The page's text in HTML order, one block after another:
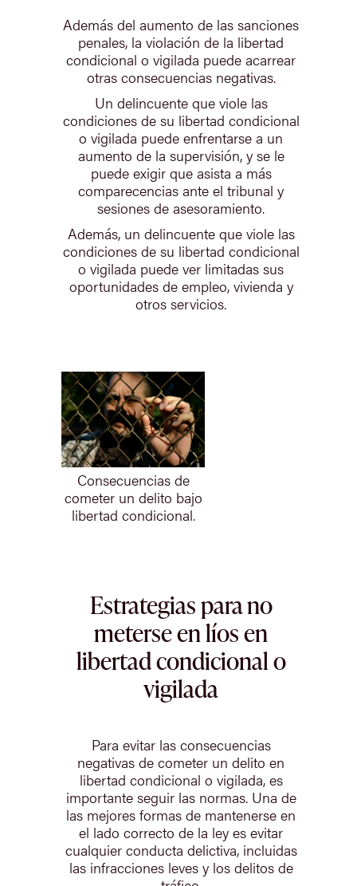
Además del aumento de las sanciones
penales, la violación de la libertad
condicional o vigilada puede acarrear
otras consecuencias negativas.
Un delincuente que viole las
condiciones de su libertad condicional
o vigilada puede enfrentarse a un
aumento de la supervisión, y se le
puede exigir que asista a más
comparecencias ante el tribunal y
sesiones de asesoramiento.
Además, un delincuente que viole las
condiciones de su libertad condicional
o vigilada puede ver limitadas sus
oportunidades de empleo, vivienda y
otros servicios.
Consecuencias de
cometer un delito bajo
libertad condicional.
Estrategias para no
meterse en líos en
libertad condicional o
vigilada
Para evitar las consecuencias
negativas de cometer un delito en
libertad condicional o vigilada, es
importante seguir las normas. Una de
las mejores formas de mantenerse en
el lado correcto de la ley es evitar
cualquier conducta delictiva, incluidas
las infracciones leves y los delitos de